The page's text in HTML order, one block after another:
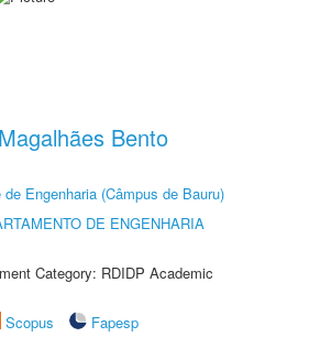
Bento
de Engenharia (Câmpus de Bauru)
DE ENGENHARIA
Category: RDIDP Academic
Scopus
Fapesp